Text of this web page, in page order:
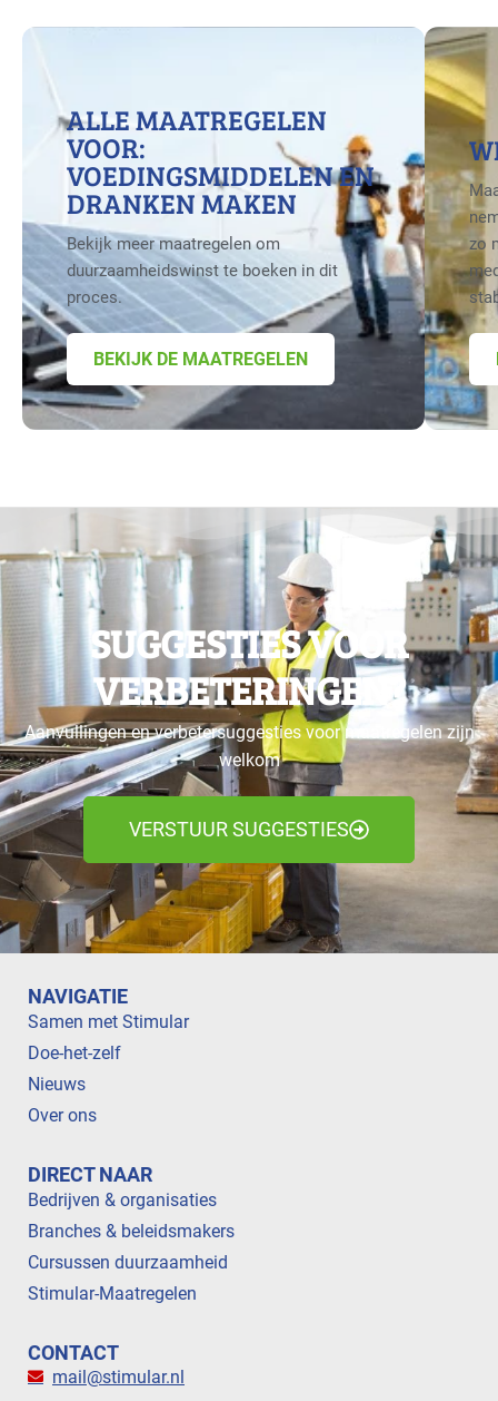
ALLE MAATREGELEN
VOOR:
VOEDINGSMIDDELEN EN
DRANKEN MAKEN
Bekijk meer maatregelen om
duurzaamheidswinst te boeken in dit
proces.
BEKIJK DE MAATREGELEN
zo
SUGGESTIES VOOR
VERBETERINGEN?
Aanvullingen en verbetersuggesties voor maatregelen zijn
welkom
VERSTUUR SUGGESTIES
NAVIGATIE
Samen met Stimular
Doe-het-zelf
Nieuws
Over ons
DIRECT NAAR
Bedrijven & organisaties
Branches & beleidsmakers
Cursussen duurzaamheid
Stimular-Maatregelen
CONTACT
mail@stimular.nl